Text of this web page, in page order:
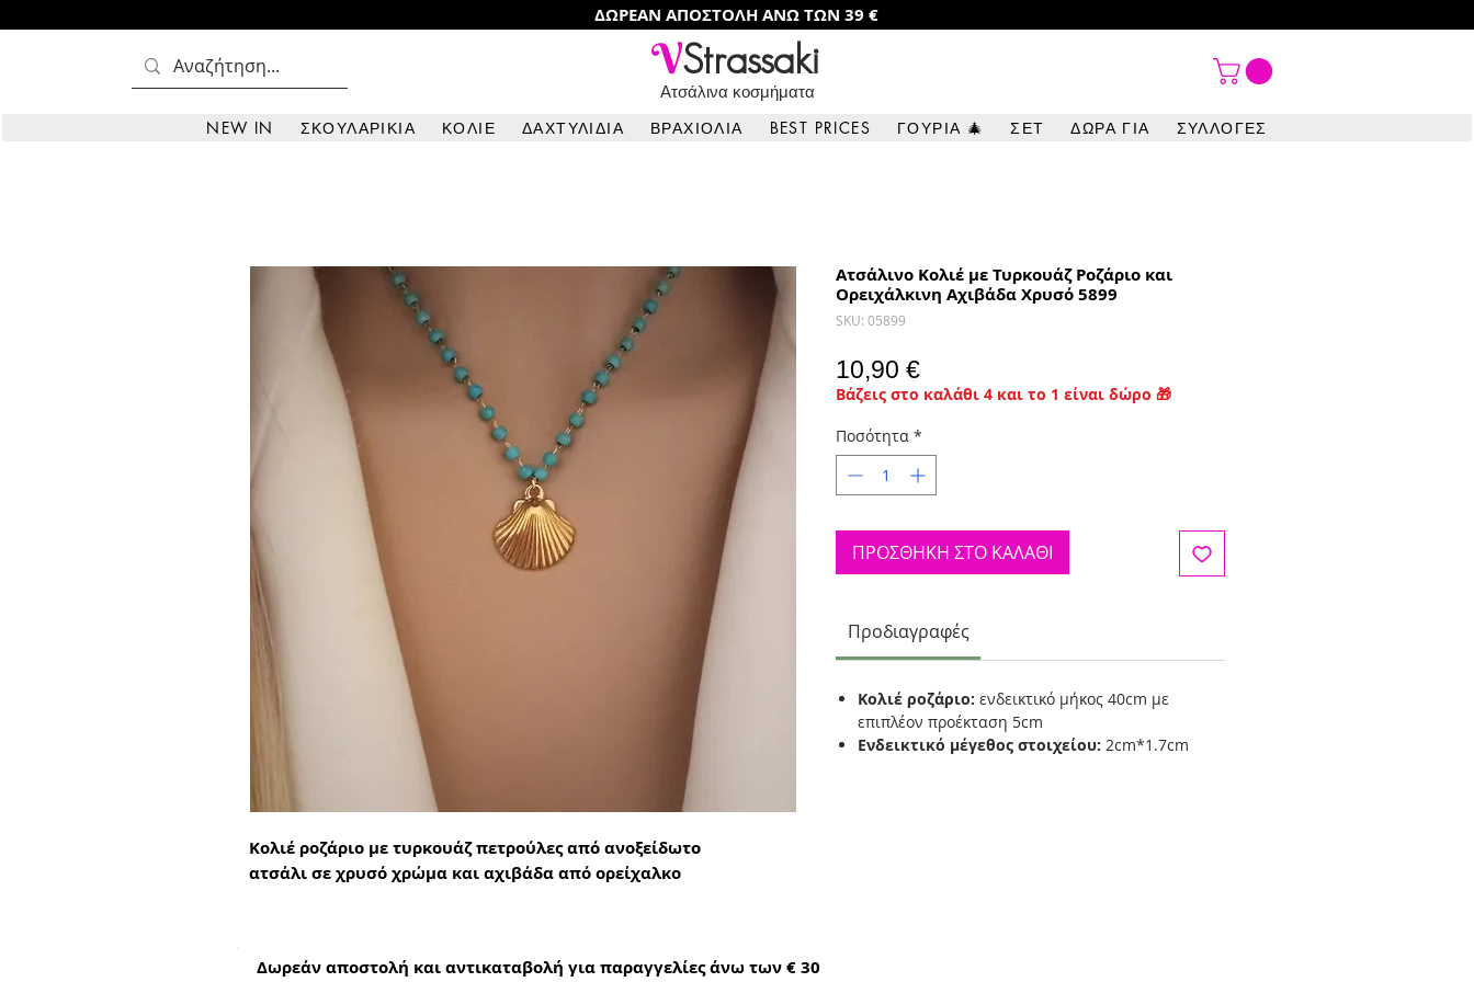
ΔΩΡΕΑΝ ΑΠΟΣΤΟΛΗ ΑΝΩ ΤΩΝ 39 €
VStrassaki
Ατσάλινα κοσμήματα
NEW IN ΣΚΟΥΛΑΡΙΚΙΑ ΚΟΛΙΕ ΔΑΧΤΥΛΙΔΙΑ ΒΡΑΧΙΟΛΙΑ BEST PRICES ΓΟΥΡΙΑ 🎄 ΣΕΤ ΔΩΡΑ ΓΙΑ ΣΥΛΛΟΓΕΣ
Κολιέ ροζάριο με τυρκουάζ πετρούλες από ανοξείδωτο
ατσάλι σε χρυσό χρώμα και αχιβάδα από ορείχαλκο
Aτσάλινo Κολιέ με Τυρκουάζ Ροζάριο και
Ορειχάλκινη Αχιβάδα Χρυσό 5899
SKU: 05899
10,90 €Τιμή
Βάζεις στο καλάθι 4 και το 1 είναι δώρο 🎁
Ποσότητα *
ΠΡΟΣΘΗΚΗ ΣΤΟ ΚΑΛΑΘΙ
Προδιαγραφές
Κολιέ ροζάριο: ενδεικτικό μήκος 40cm με
επιπλέον προέκταση 5cm
Ενδεικτικό μέγεθος στοιχείου: 2cm*1.7cm
Δωρεάν αποστολή και αντικαταβολή για παραγγελίες άνω των € 30